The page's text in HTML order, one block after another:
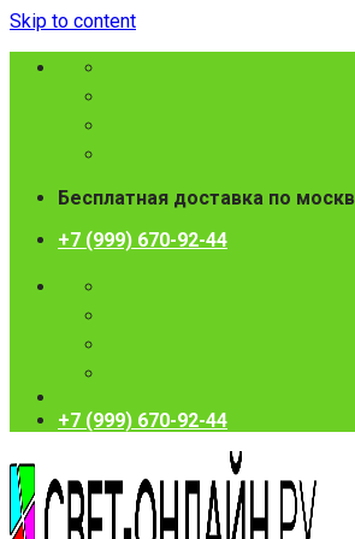
Skip to content
Бесплатная доставка по
+7 (999) 670-92-44
+7 (999) 670-92-44